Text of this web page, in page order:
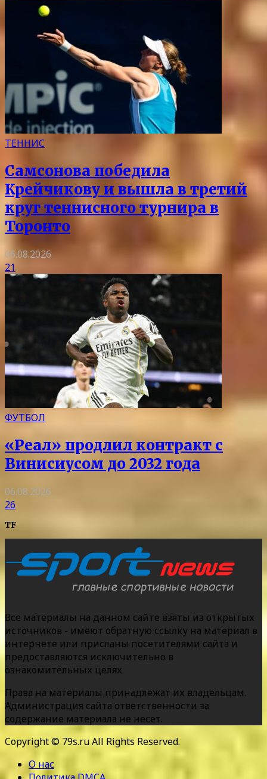
ТЕННИС
Самсонова победила
Крейчикову и вышла в третий
круг теннисного турнира в
Торонто
06.08.2026
21
ФУТБОЛ
«Реал» продлил контракт с
Винисиусом до 2032 года
06.08.2026
26
TF
Все материалы на данном сайте взяты из открытых
источников - имеют обратную ссылку на материал в
интернете или присланы посетителями сайта и
предоставляются исключительно в
ознакомительных целях.
Права на материалы принадлежат их владельцам.
Администрация сайта ответственности за
содержание материала не несет.
Copyright © 79s.ru All Rights Reserved.
О нас